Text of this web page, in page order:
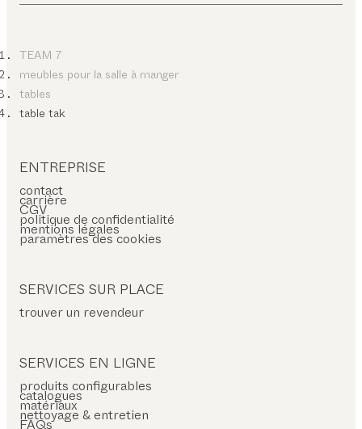
TEAM 7
meubles pour la salle à manger
tables
table tak
ENTREPRISE
contact
carrière
CGV
politique de confidentialité
mentions légales
paramètres des cookies
SERVICES SUR PLACE
trouver un revendeur
SERVICES EN LIGNE
produits configurables
catalogues
matériaux
nettoyage & entretien
FAQs